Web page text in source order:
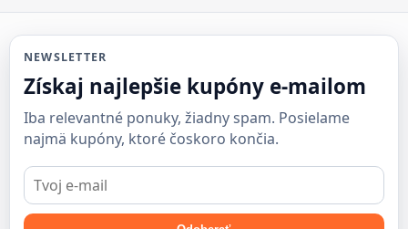
NEWSLETTER
Získaj najlepšie kupóny e-mailom
Iba relevantné ponuky, žiadny spam. Posielame
najmä kupóny, ktoré čoskoro končia.
E-
mail